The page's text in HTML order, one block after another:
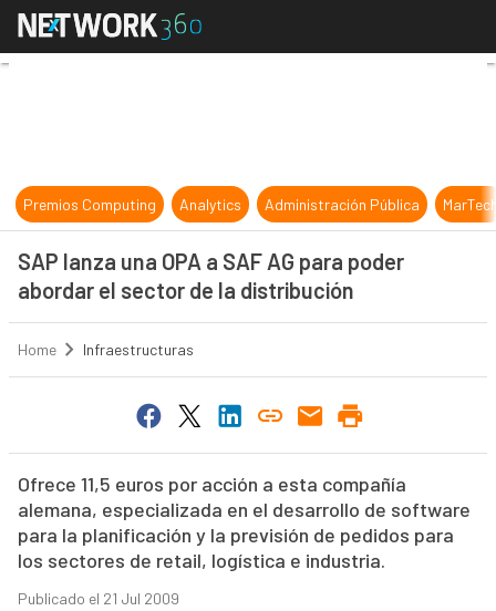
SAP lanza una OPA a SAF AG
Premios Computing Analytics Administración Pública
SAP lanza una OPA a SAF AG para poder
abordar el sector de la distribución
Home Infraestructuras
Ofrece 11,5 euros por acción a esta compañía
alemana, especializada en el desarrollo de software
para la planificación y la previsión de pedidos para
los sectores de retail, logística e industria.
Publicado el 21 Jul 2009